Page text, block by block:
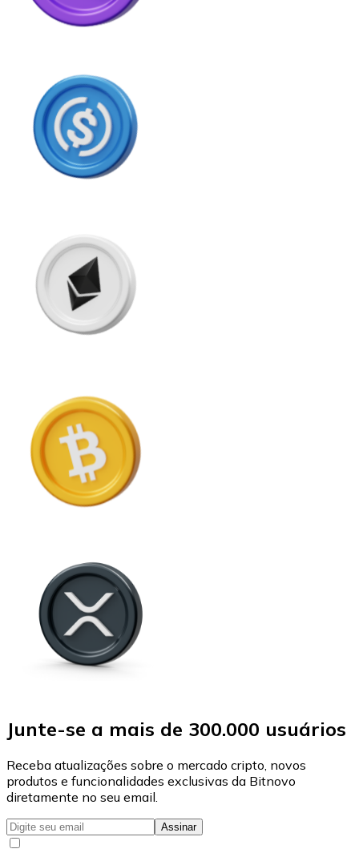
Junte-se a mais de 300.000 usuários
Receba atualizações sobre o mercado cripto, novos
produtos e funcionalidades exclusivas da Bitnovo
diretamente no seu email.
Assinar